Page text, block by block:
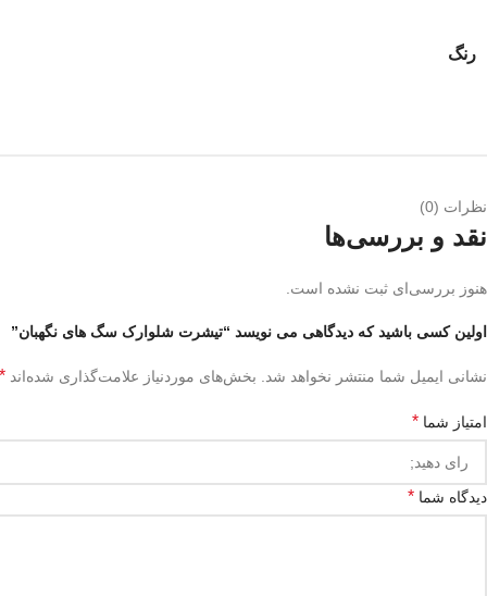
رنگ
نظرات (0)
نقد و بررسی‌ها
هنوز بررسی‌ای ثبت نشده است.
اولین کسی باشید که دیدگاهی می نویسد “تیشرت شلوارک سگ های نگهبان”
نشانی ایمیل شما منتشر نخواهد شد. بخش‌های موردنیاز علامت‌گذاری شده‌اند *
امتیاز شما *
دیدگاه شما *